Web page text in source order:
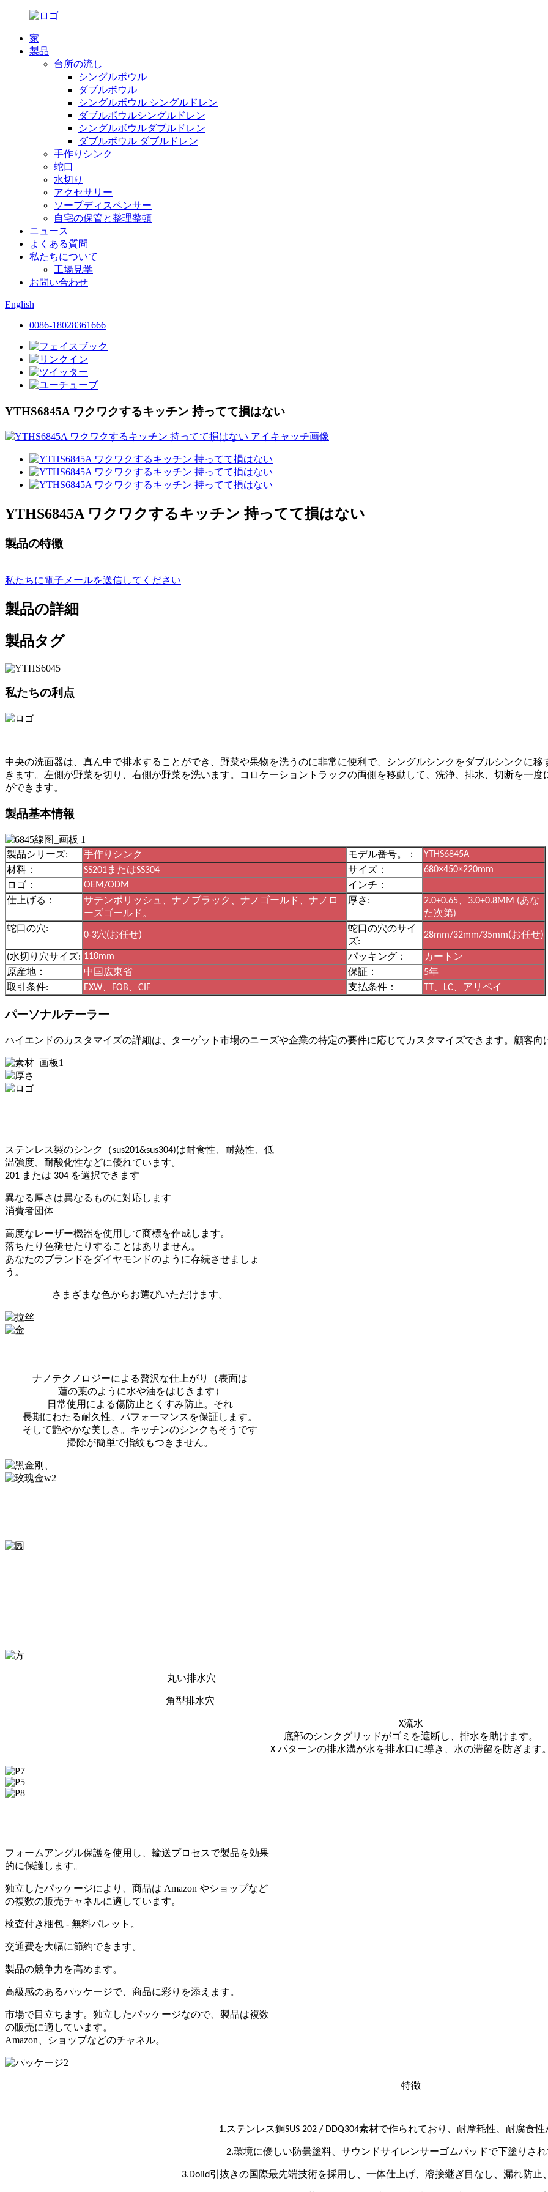
家
製品
台所の流し
シングルボウル
ダブルボウル
シングルボウル シングルドレン
ダブルボウルシングルドレン
シングルボウルダブルドレン
ダブルボウル ダブルドレン
手作りシンク
蛇口
水切り
アクセサリー
ソープディスペンサー
自宅の保管と整理整頓
ニュース
よくある質問
私たちについて
工場見学
お問い合わせ
English
0086-18028361666
YTHS6845A ワクワクするキッチン 持ってて損はない
YTHS6845A ワクワクするキッチン 持ってて損はない
製品の特徴
私たちに電子メールを送信してください
製品の詳細
製品タグ
私たちの利点
中央の洗面器は、真ん中で排水することができ、野菜や果物を洗うのに非常に便利で、シングルシンクをダブルシンクに移
きます。左側が野菜を切り、右側が野菜を洗います。コロケーショントラックの両側を移動して、洗浄、排水、切断を一度
ができます。
製品基本情報
製品シリーズ: 手作りシンク モデル番号。：
YTHS6845A
材料：
SS201またはSS304 サイズ：
680×450×220mm
ロゴ：
OEM/ODM
インチ：
仕上げる：
サテンポリッシュ、ナノブラック、ナノゴールド、ナノロ
ーズゴールド。
厚さ:
2.0+0.65、3.0+0.8MM (あな
た次第)
蛇口の穴:
0-3穴(お任せ)
蛇口の穴のサイ
ズ:
28mm/32mm/35mm(お任せ)
(水切り穴サイズ: 110mm パッキング：
カートン
原産地：
中国広東省 保証：
5年
取引条件:
EXW、FOB、CIF 支払条件： TT、LC、アリペイ
パーソナルテーラー
ハイエンドのカスタマイズの詳細は、ターゲット市場のニーズや企業の特定の要件に応じてカスタマイズできます。顧客向
ステンレス製のシンク （sus201&sus304)は耐食性、耐熱性、低
温強度、耐酸化性などに優れています。
201 または 304 を選択できます
異なる厚さは異なるものに対応します
消費者団体
高度なレーザー機器を使用して商標を作成します。
落ちたり色褪せたりすることはありません。
あなたのブランドをダイヤモンドのように存続させましょ
う。
さまざまな色からお選びいただけます。
ナノテクノロジーによる贅沢な仕上がり（表面は
蓮の葉のように水や油をはじきます）
日常使用による傷防止とくすみ防止。それ
長期にわたる耐久性、パフォーマンスを保証します。
そして艶やかな美しさ。キッチンのシンクもそうです
掃除が簡単で指紋もつきません。
丸い排水穴
角型排水穴
X流水
底部のシンクグリッドがゴミを遮断し、排水を助けます。
X パターンの排水溝が水を排水口に導き、水の滞留を防ぎます。
フォームアングル保護を使用し、輸送プロセスで製品を効果
的に保護します。
独立したパッケージにより、商品は Amazon やショップなど
の複数の販売チャネルに適しています。
検査付き梱包 - 無料パレット。
交通費を大幅に節約できます。
製品の競争力を高めます。
高級感のあるパッケージで、商品に彩りを添えます。
市場で目立ちます。独立したパッケージなので、製品は複数
の販売に適しています。
Amazon、ショップなどのチャネル。
特徴
1.ステンレス鋼SUS 202 / DDQ304素材で作られており、耐摩耗性、耐腐食性
2.環境に優しい防曇塗料、サウンドサイレンサーゴムパッドで下塗りされ
3.Dolid引抜きの国際最先端技術を採用し、一体仕上げ、溶接継ぎ目なし、漏れ防止